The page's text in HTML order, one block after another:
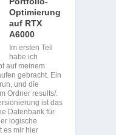
Optimierung
auf RTX
A6000
Im ersten Teil
habe ich
auf meinem
gebracht. Ein
und die
Ordner results/.
ist das
Datenbank für
logische
es mir hier